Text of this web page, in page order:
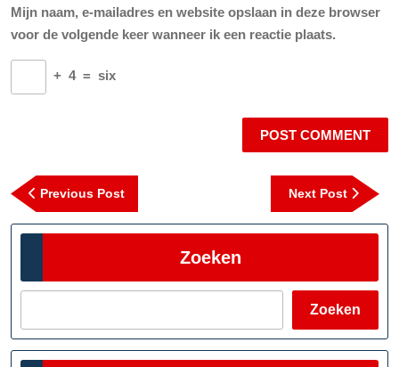
Mijn naam, e-mailadres en website opslaan in deze browser
voor de volgende keer wanneer ik een reactie plaats.
+ 4 = six
Berichtnavigatie
Previous PostPrevious
Post
Next Post
Next
Post
Zoeken
Zoeken